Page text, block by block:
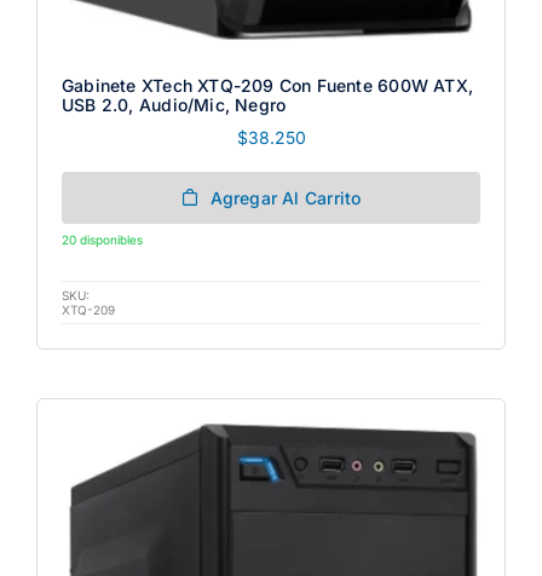
Gabinete XTech XTQ-209 Con Fuente 600W ATX,
USB 2.0, Audio/Mic, Negro
$38.250
Agregar Al Carrito
20 disponibles
SKU:
XTQ-209